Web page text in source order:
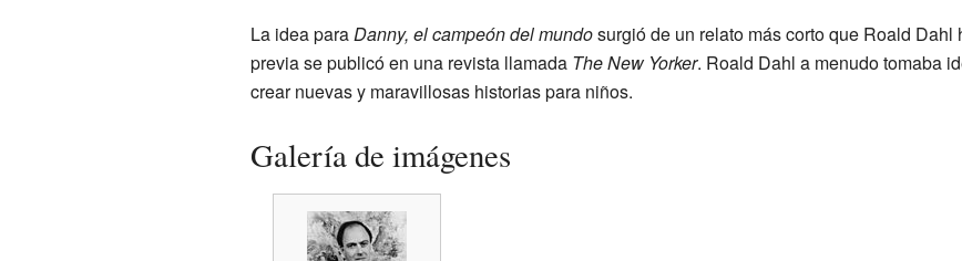
La idea paraDanny, el campeón del mundosurgió de un relato más corto que Roald Dahl
previa se publicó en una revista llamada The New Yorker. Roald Dahl a menudo tomaba
crear nuevas y maravillosas historias para niños.
Galería de imágenes